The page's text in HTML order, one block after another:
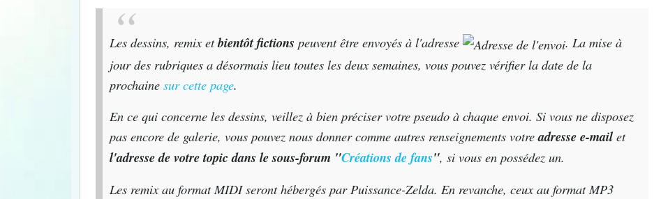
Les dessins, remix etbientôt fictions peuvent être envoyés à l'adresse
. La mise à
jour des rubriques a désormais lieu toutes les deux semaines, vous pouvez vérifier la date de la
prochaine sur cette page.
En ce qui concerne les dessins, veillez à bien préciser votre pseudo à chaque envoi. Si vous ne disposez
pas encore de galerie, vous pouvez nous donner comme autres renseignements votreadresse e-mailet
l'adresse de votre topic dans le sous-forum "Créations de fans", si vous en possédez un.
Les remix au format MIDI seront hébergés par Puissance-Zelda. En revanche, ceux au format MP3